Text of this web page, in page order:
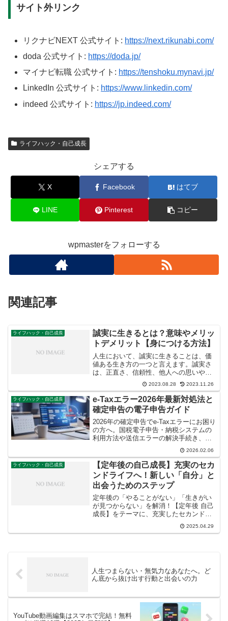
サイト外リンク
リクナビNEXT 公式サイト: https://next.rikunabi.com/
doda 公式サイト: https://doda.jp/
マイナビ転職 公式サイト: https://tenshoku.mynavi.jp/
LinkedIn 公式サイト: https://www.linkedin.com/
indeed 公式サイト: https://jp.indeed.com/
ライフハック・自己成長
シェアする
X Facebook はてブ
LINE Pinterest コピー
wpmasterをフォローする
関連記事
ライフハック・自己成長
誠実に生きるとは？意味やメリッ
トデメリット【身につける方法】
人生において、誠実に生きることは、価
値ある生き方の一つと言えます。誠実さ
は、正直さ、信頼性、他人への思いやり
など、さまざまな要素から構成されてい
ます。この生き方は、自己と他人に対す
る尊重と信頼を築く基盤であり、豊かな
人間関係や内面的な満足感...
2023.08.28 2023.11.26
ライフハック・自己成長
e-Taxエラー2026年最新対処法と
確定申告の電子申告ガイド
2026年の確定申告でe-Taxエラーにお困り
の方へ。国税電子申告・納税システムの
利用方法や送信エラーの解決手続き、必
要情報について詳しく掲載。電子申告の
流れや納税申請等の事項を網羅。
2026.02.06
ライフハック・自己成長
【定年後の自己成長】充実のセカ
ンドライフへ！新しい「自分」と
出会うためのステップ
定年後の「やることがない」「生きがい
が見つからない」を解消！【定年後 自己
成長】をテーマに、充実したセカンドラ
イフを送るための具体的な方法を解説。
新しい趣味、学び直し、社会とのつなが
2025.04.29
人生つまらない・無気力なあなたへ。ど
ん底から抜け出す行動と出会いの力
YouTube動画編集はスマホで完結！無料